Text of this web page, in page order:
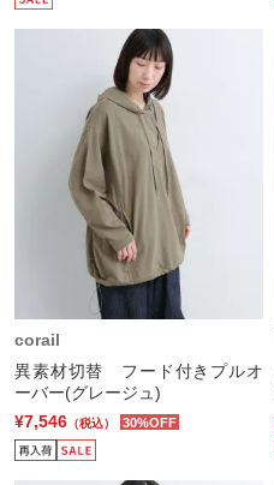
corail
異素材切替 フード付きプルオ
ーバー(グレージュ)
¥7,546 （税込） 30%OFF